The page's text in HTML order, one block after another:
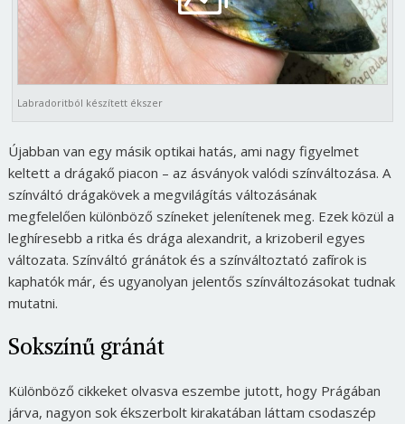
Labradoritból készített ékszer
Újabban van egy másik optikai hatás, ami nagy figyelmet
keltett a drágakő piacon – az ásványok valódi színváltozása. A
színváltó drágakövek a megvilágítás változásának
megfelelően különböző színeket jelenítenek meg. Ezek közül a
leghíresebb a ritka és drága alexandrit, a krizoberil egyes
változata. Színváltó gránátok és a színváltoztató zafírok is
kaphatók már, és ugyanolyan jelentős színváltozásokat tudnak
mutatni.
Sokszínű gránát
Különböző cikkeket olvasva eszembe jutott, hogy Prágában
járva, nagyon sok ékszerbolt kirakatában láttam csodaszép